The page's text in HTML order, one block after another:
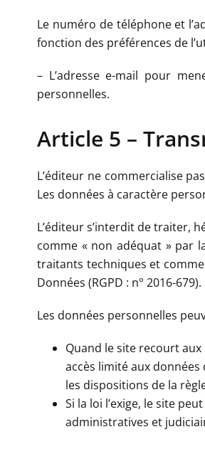
Le numéro de téléphone et
fonction des préférences de
– L’adresse e-mail pour
personnelles.
Article 5 –
L’éditeur ne commercialise
Les données à caractère
L’éditeur s’interdit de traiter,
comme « non adéquat » par
traitants techniques et
Données (RGPD : n° 2016-679).
Les données personnelles
Quand le site recourt
accès limité aux
les dispositions de la
Si la loi l’exige, le site
administratives et